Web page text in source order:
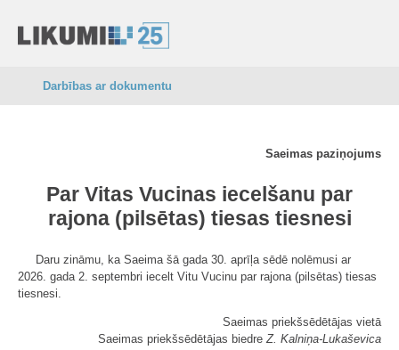
Darbības ar dokumentu
Saeimas paziņojums
Par Vitas Vucinas iecelšanu par
rajona (pilsētas) tiesas tiesnesi
Daru zināmu, ka Saeima šā gada 30. aprīļa sēdē nolēmusi ar
2026. gada 2. septembri iecelt Vitu Vucinu par rajona (pilsētas) tiesas
tiesnesi.
Saeimas priekšsēdētājas vietā
Saeimas priekšsēdētājas biedreZ. Kalniņa-Lukaševica